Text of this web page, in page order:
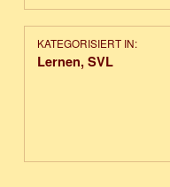
KATEGORISIERT IN:
Lernen,SVL